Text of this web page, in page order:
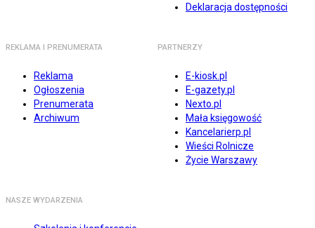
Deklaracja dostępności
REKLAMA I PRENUMERATA
Reklama
Ogłoszenia
Prenumerata
Archiwum
PARTNERZY
E-kiosk.pl
E-gazety.pl
Nexto.pl
Mała księgowość
Kancelarierp.pl
Wieści Rolnicze
Życie Warszawy
NASZE WYDARZENIA